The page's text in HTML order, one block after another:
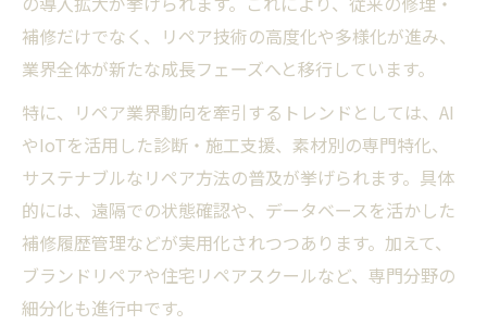
補修だけでなく、リペア技術の高度化や多様化が進み、
業界全体が新たな成長フェーズへと移行しています。
特に、リペア業界動向を牽引するトレンドとしては、AI
やIoTを活用した診断・施工支援、素材別の専門特化、
サステナブルなリペア方法の普及が挙げられます。具体
的には、遠隔での状態確認や、データベースを活かした
補修履歴管理などが実用化されつつあります。加えて、
ブランドリペアや住宅リペアスクールなど、専門分野の
細分化も進行中です。